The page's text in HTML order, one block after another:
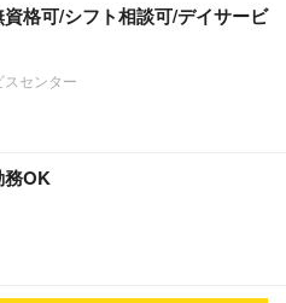
資格可/シフト相談可/デイサービ
センター
務OK